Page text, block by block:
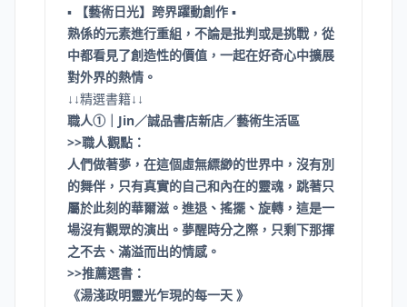
▪
【藝術日光】跨界躍動創作 ▪
熟係的元素進行重組，不論是批判或是挑戰，從
中都看見了創造性的價值，一起在好奇心中擴展
對外界的熱情。
↓↓精選書籍↓↓
職人①｜Jin／誠品書店新店／藝術生活區
>>職人觀點：
人們做著夢，在這個虛無縹緲的世界中，沒有別
的舞伴，只有真實的自己和內在的靈魂，跳著只
屬於此刻的華爾滋。進退、搖擺、旋轉，這是一
場沒有觀眾的演出。夢醒時分之際，只剩下那揮
之不去、滿溢而出的情感。
>>推薦選書：
《湯淺政明靈光乍現的每一天 》